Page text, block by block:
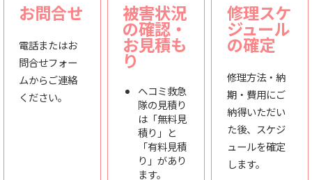
お問合せ
電話またはお
問合せフォー
ムからご連絡
ください。
被害状況
の確認・
お見積も
り
ヘコミ救急
隊の見積り
は「無料見
積り」と
「有料見積
り」があり
ます。
修理スケ
ジュール
の確定
修理方法・納
期・費用にご
納得いただい
た後、スケジ
ュールを確定
します。